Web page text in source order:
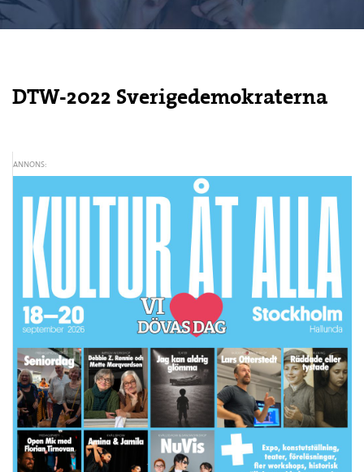
DTW-2022 Sverigedemokraterna
ANNONS: